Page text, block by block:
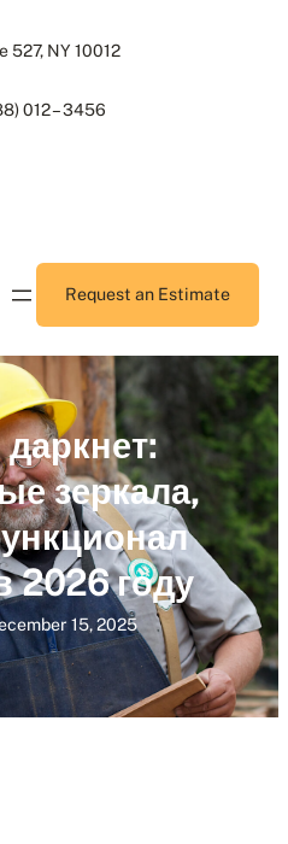
527, NY 10012
012 – 3456
Request an Estimate
зеркала,
2026 году
15, 2025